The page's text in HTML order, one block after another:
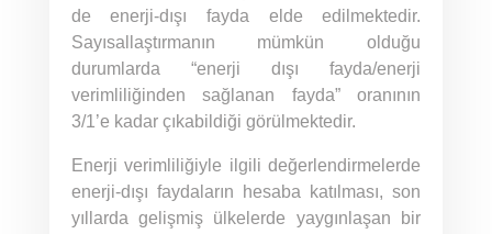
de enerji-dışı fayda elde edilmektedir.
Sayısallaştırmanın mümkün olduğu
durumlarda “enerji dışı fayda/enerji
verimliliğinden sağlanan fayda” oranının
3/1’e kadar çıkabildiği görülmektedir.
Enerji verimliliğiyle ilgili değerlendirmelerde
enerji-dışı faydaların hesaba katılması, son
yıllarda gelişmiş ülkelerde yaygınlaşan bir